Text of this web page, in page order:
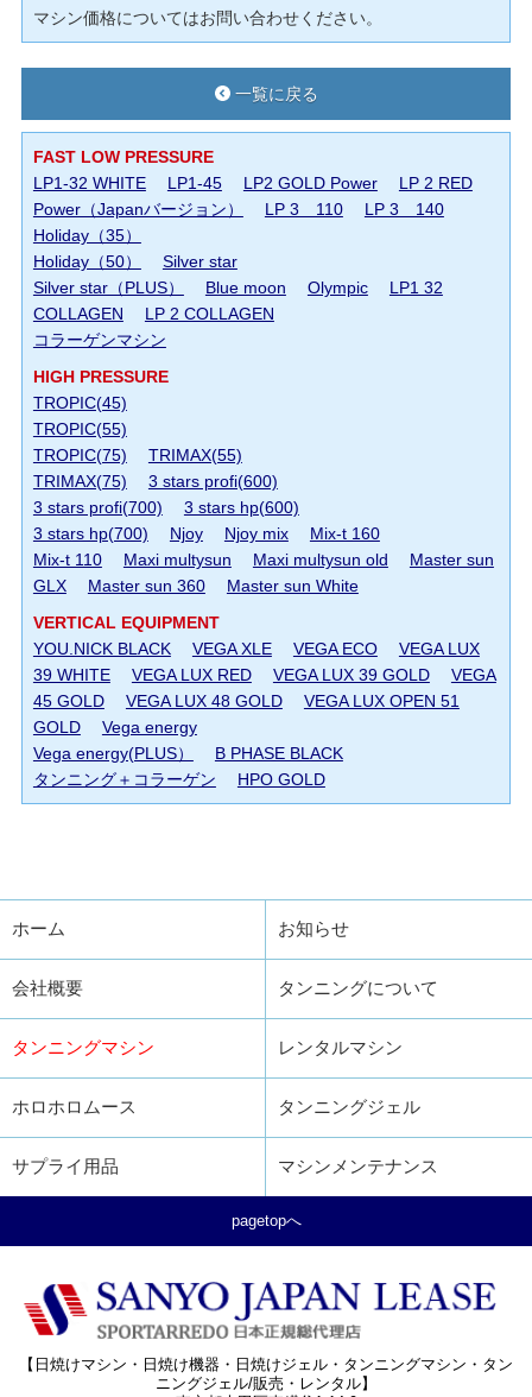
マシン価格についてはお問い合わせください。
一覧に戻る
FAST LOW PRESSURE
LP1-32 WHITE
LP1-45 LP2 GOLD Power
LP 2 RED
Power（Japanバージョン）
LP 3 110
LP 3 140
Holiday（35）
Holiday（50）
Silver star
Silver star（PLUS）
Blue moon Olympic
LP1 32
COLLAGEN
LP 2 COLLAGEN
コラーゲンマシン
HIGH PRESSURE
TROPIC(45)
TROPIC(55)
TROPIC(75)
TRIMAX(55)
TRIMAX(75)
3 stars profi(600)
3 stars profi(700)
3 stars hp(600)
3 stars hp(700)
Njoy Njoy mix
Mix-t 160
Mix-t 110
Maxi multysun Maxi multysun old
Master sun
GLX
Master sun 360
Master sun White
VERTICAL EQUIPMENT
YOU.NICK BLACK
VEGA XLE VEGA ECO
VEGA LUX
39 WHITE
VEGA LUX RED VEGA LUX 39 GOLD
VEGA
45 GOLD
VEGA LUX 48 GOLD
VEGA LUX OPEN 51
GOLD
Vega energy
Vega energy(PLUS）
B PHASE BLACK
タンニング＋コラーゲン
HPO GOLD
ホーム お知らせ
会社概要 タンニングについて
タンニングマシン レンタルマシン
ホロホロムース タンニングジェル
サプライ用品 マシンメンテナンス
pagetopへ
【日焼けマシン・日焼け機器・日焼けジェル・タンニングマシン・タン
ニングジェル/販売・レンタル】